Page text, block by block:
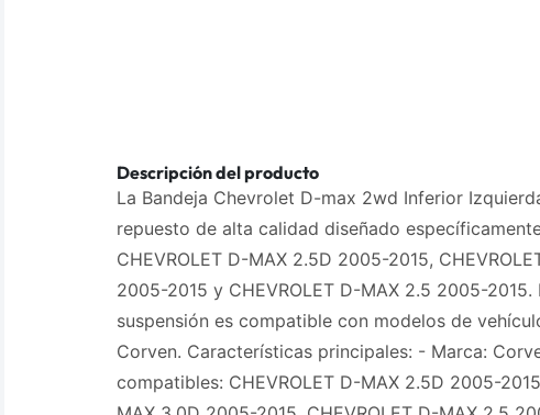
Descripción del producto
La Bandeja Chevrolet D-max 2wd Inferior
repuesto de alta calidad diseñado
CHEVROLET D-MAX 2.5D 2005-2015,
2005-2015 y CHEVROLET D-MAX 2.5 2005-2015.
suspensión es compatible con modelos de
Corven. Características principales: - Marca:
compatibles: CHEVROLET D-MAX 2.5D 2005-